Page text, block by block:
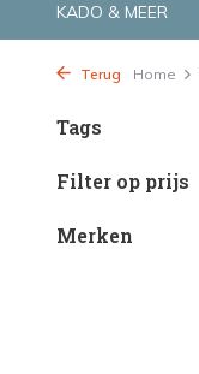
KADO & MEER
Terug Home
Tags
Filter op prijs
Merken